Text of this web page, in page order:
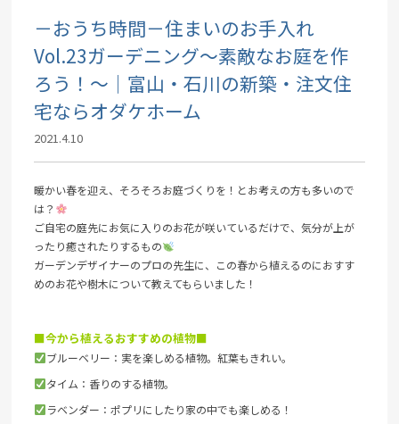
－おうち時間－住まいのお手入れ
Vol.23ガーデニング～素敵なお庭を作
ろう！～｜富山・石川の新築・注文住
宅ならオダケホーム
2021.4.10
暖かい春を迎え、そろそろお庭づくりを！とお考えの方も多いので
は？
ご自宅の庭先にお気に入りのお花が咲いているだけで、気分が上が
ったり癒されたりするもの
ガーデンデザイナーのプロの先生に、この春から植えるのにおすす
めのお花や樹木について教えてもらいました！
■今から植えるおすすめの植物■
ブルーベリー：実を楽しめる植物。紅葉もきれい。
タイム：香りのする植物。
ラベンダー：ポプリにしたり家の中でも楽しめる！